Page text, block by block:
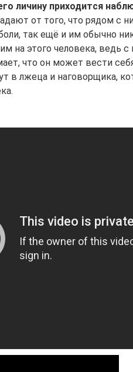
личину приходится
от того, что рядом с
так ещё и им обычно
на этого человека, ведь
что он может вести
в лжеца и наговорщика,